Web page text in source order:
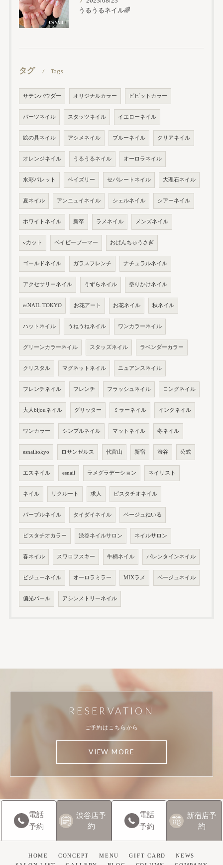
うるうるネイル🌈
タグ Tags
サテンパウダー オリジナルカラー ビビットカラー
パーツネイル スタッツネイル イエローネイル
絵の具ネイル アシメネイル ブルーネイル クリアネイル
オレンジネイル うるうるネイル オーロラネイル
水彩パレット ペイズリー セパレートネイル 大理石ネイル
夏ネイル アンニュイネイル シェルネイル シアーネイル
ホワイトネイル 新卒 ラメネイル メンズネイル
vカット ベイビーブーマー おぱんちゅうさぎ
ゴールドネイル ガラスフレンチ ナチュラルネイル
アクセサリーネイル うずらネイル 塗りかけネイル
esNAIL TOKYO お花アート お花ネイル 秋ネイル
ハットネイル うねうねネイル ワンカラーネイル
グリーンカラーネイル スタッズネイル ラベンダーカラー
クリスタル マグネットネイル ニュアンスネイル
フレンチネイル フレンチ フラッシュネイル ロングネイル
大人bijouネイル グリッター ミラーネイル インクネイル
ワンカラー シンプルネイル マットネイル 冬ネイル
esnailtokyo ロサンゼルス 代官山 新宿 渋谷 公式
エスネイル esnail ラメグラデーション ネイリスト
ネイル リクルート 求人 ピスタチオネイル
パープルネイル タイダイネイル ベージュねいる
ピスタチオカラー 渋谷ネイルサロン ネイルサロン
春ネイル スワロフスキー 牛柄ネイル バレンタインネイル
ビジューネイル オーロラミラー MIXラメ ベージュネイル
偏光パール アシンメトリーネイル
ご予約はこちらから
RESERVATION
VIEW MORE
電話
予約
渋谷店予
約
電話
予約
新宿店予
約
HOME CONCEPT MENU GIFT CARD
NEWS